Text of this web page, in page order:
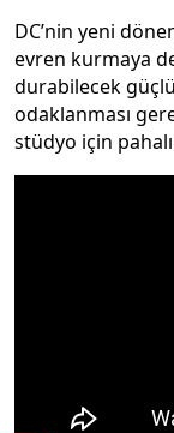
DC’nin yeni
evren kurmaya
durabilecek
odaklanması
stüdyo için